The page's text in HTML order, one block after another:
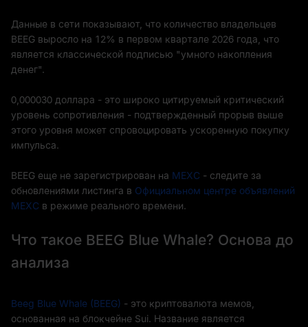
Данные в сети показывают, что количество владельцев
BEEG выросло на 12% в первом квартале 2026 года, что
является классической подписью "умного накопления
денег".
0,000030 доллара - это широко цитируемый критический
уровень сопротивления - подтвержденный прорыв выше
этого уровня может спровоцировать ускоренную покупку
импульса.
BEEG еще не зарегистрирован на MEXC - следите за
обновлениями листинга в Официальном центре объявлений
MEXC в режиме реального времени.
Что такое BEEG Blue Whale? Основа до
анализа
Beeg Blue Whale (BEEG) - это криптовалюта мемов,
основанная на блокчейне Sui. Название является